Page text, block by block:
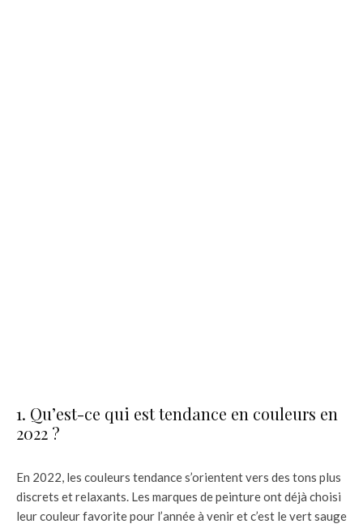
1. Qu’est-ce qui est tendance en couleurs en
2022 ?
En 2022, les couleurs tendance s’orientent vers des tons plus
discrets et relaxants. Les marques de peinture ont déjà choisi
leur couleur favorite pour l’année à venir et c’est le vert sauge